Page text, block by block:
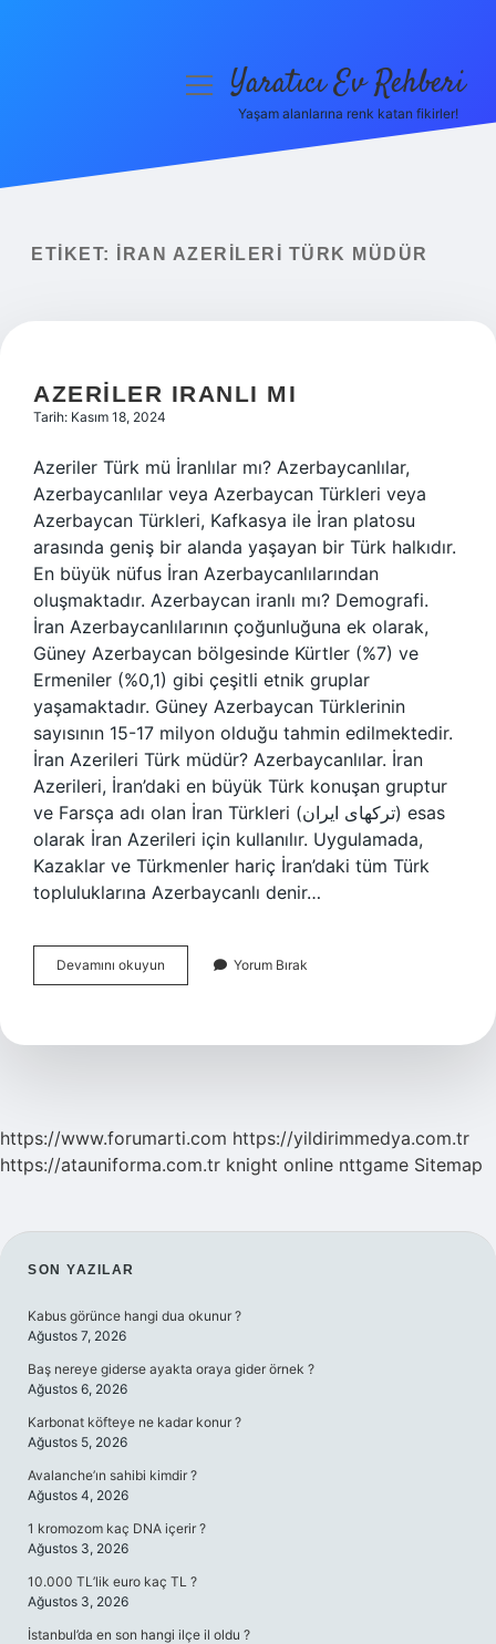
Yasal Uyarı
menüyüYaratıcı Ev Rehberi
Yaşam alanlarına renk katan fikirler!
ETIKET: İRAN AZERILERI TÜRK MÜDÜR
AZERILER IRANLI MI
Tarih: Kasım 18, 2024
Azeriler Türk mü İranlılar mı? Azerbaycanlılar,
Azerbaycanlılar veya Azerbaycan Türkleri veya
Azerbaycan Türkleri, Kafkasya ile İran platosu
arasında geniş bir alanda yaşayan bir Türk halkıdır.
En büyük nüfus İran Azerbaycanlılarından
oluşmaktadır. Azerbaycan iranlı mı? Demografi.
İran Azerbaycanlılarının çoğunluğuna ek olarak,
Güney Azerbaycan bölgesinde Kürtler (%7) ve
Ermeniler (%0,1) gibi çeşitli etnik gruplar
yaşamaktadır. Güney Azerbaycan Türklerinin
sayısının 15-17 milyon olduğu tahmin edilmektedir.
İran Azerileri Türk müdür? Azerbaycanlılar. İran
Azerileri, İran’daki en büyük Türk konuşan gruptur
ve Farsça adı olan İran Türkleri (ترکهای ایران) esas
olarak İran Azerileri için kullanılır. Uygulamada,
Kazaklar ve Türkmenler hariç İran’daki tüm Türk
topluluklarına Azerbaycanlı denir…
Devamını okuyun
Iranlı
Yorum Bırak
https://www.forumarti.com https://yildirimmedya.com.tr
https://atauniforma.com.tr knight online nttgame Sitemap
SIDEBAR
SON YAZILAR
Kabus görünce hangi dua okunur ?
Ağustos 7, 2026
Baş nereye giderse ayakta oraya gider örnek ?
Ağustos 6, 2026
Karbonat köfteye ne kadar konur ?
Ağustos 5, 2026
Avalanche’ın sahibi kimdir ?
Ağustos 4, 2026
1 kromozom kaç DNA içerir ?
Ağustos 3, 2026
10.000 TL’lik euro kaç TL ?
Ağustos 3, 2026
İstanbul’da en son hangi ilçe il oldu ?